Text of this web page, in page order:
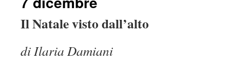
Il Natale visto dall’alto
di Ilaria Damiani